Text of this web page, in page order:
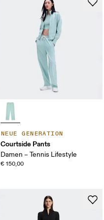
NEUE GENERATION
Courtside Pants
Damen – Tennis Lifestyle
€ 150,00